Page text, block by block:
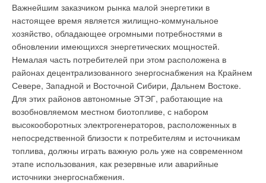
Важнейшим заказчиком рынка малой энергетики в
настоящее время является жилищно-коммунальное
хозяйство, обладающее огромными потребностями в
обновлении имеющихся энергетических мощностей.
Немалая часть потребителей при этом расположена в
районах децентрализованного энергоснабжения на Крайнем
Севере, Западной и Восточной Сибири, Дальнем Востоке.
Для этих районов автономные ЭТЭГ, работающие на
возобновляемом местном биотопливе, с набором
высокооборотных электрогенераторов, расположенных в
непосредственной близости к потребителям и источникам
топлива, должны играть важную роль уже на современном
этапе использования, как резервные или аварийные
источники энергоснабжения.